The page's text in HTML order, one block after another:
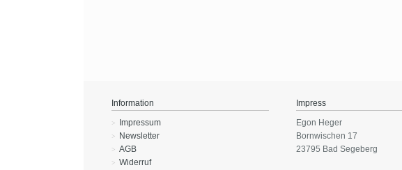
Information
Impressum
Newsletter
AGB
Widerruf
Impress
Egon Heger
Bornwischen 17
23795 Bad Segeberg